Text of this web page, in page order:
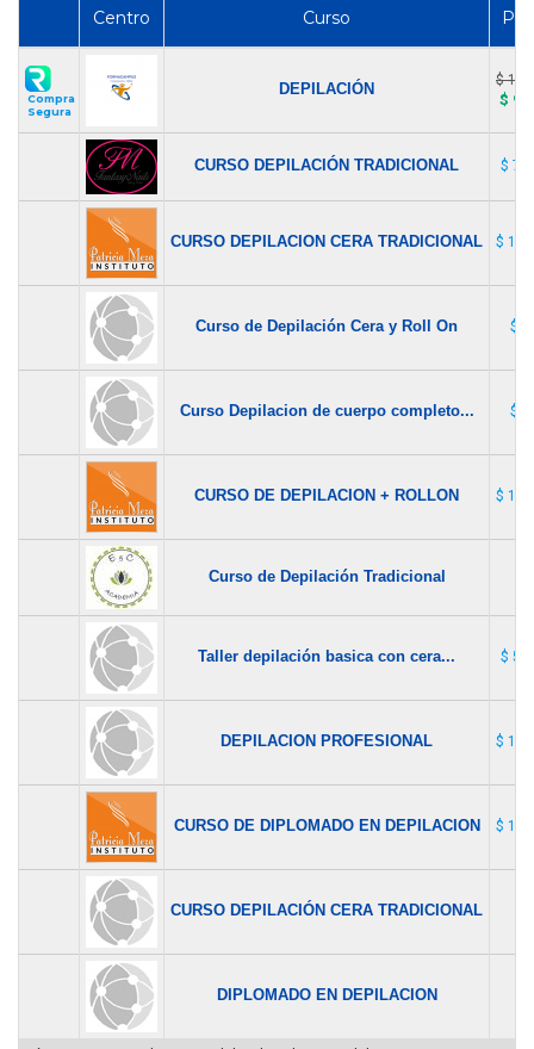
Centro Curso
Compra
Segura
DEPILACIÓN $
$
CURSO DEPILACIÓN TRADICIONAL $
CURSO DEPILACION CERA TRADICIONAL $
Curso de Depilación Cera y Roll On $
Curso Depilacion de cuerpo completo... $
CURSO DE DEPILACION + ROLLON $
Curso de Depilación Tradicional
Taller depilación basica con cera... $
DEPILACION PROFESIONAL $
CURSO DE DIPLOMADO EN DEPILACION $
CURSO DEPILACIÓN CERA TRADICIONAL
DIPLOMADO EN DEPILACION